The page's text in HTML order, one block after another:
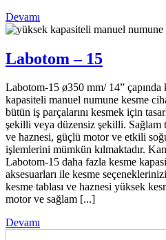
Devamı
Labotom – 15
Labotom-15 ø350 mm/ 14”
kapasiteli manuel numune kesme
bütün iş parçalarını kesmek için
şekilli veya düzensiz şekilli. Sağlam
ve haznesi, güçlü motor ve etkili
işlemlerini mümkün kılmaktadır.
Labotom-15 daha fazla kesme
aksesuarları ile kesme
kesme tablası ve haznesi yüksek
motor ve sağlam [...]
Devamı